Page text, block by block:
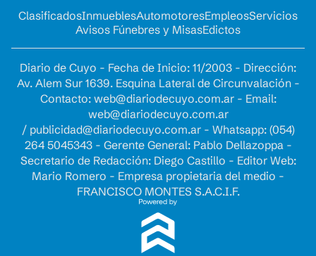
ClasificadosInmueblesAutomotoresEmpleosServicios
Avisos Fúnebres y MisasEdictos
Diario de Cuyo - Fecha de Inicio: 11/2003 - Dirección:
Av. Alem Sur 1639. Esquina Lateral de Circunvalación -
Contacto: web@diariodecuyo.com.ar- Email:
web@diariodecuyo.com.ar
/ publicidad@diariodecuyo.com.ar- Whatsapp: (054)
264 5045343 - Gerente General: Pablo Dellazoppa -
Secretario de Redacción: Diego Castillo - Editor Web:
Mario Romero - Empresa propietaria del medio -
FRANCISCO MONTES S.A.C.I.F.